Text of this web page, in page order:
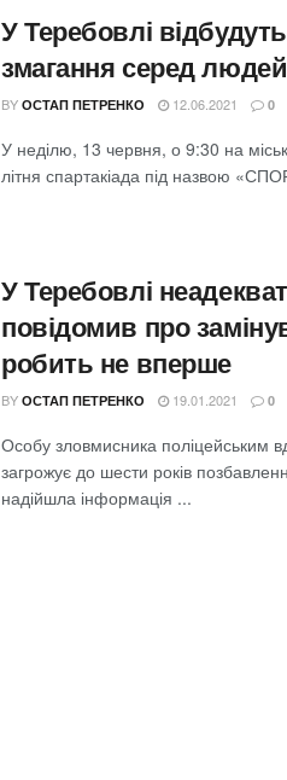
У Теребовлі
змагання серед
BY ОСТАП ПЕТРЕНКО 12.06.2021 0
У неділю, 13 червня, о 9:30 на
літня спартакіада під назвою
У Теребовлі
повідомив про
робить не вперше
BY ОСТАП ПЕТРЕНКО 19.01.2021 0
Особу зловмисника поліцейським
загрожує до шести років
надійшла інформація ...